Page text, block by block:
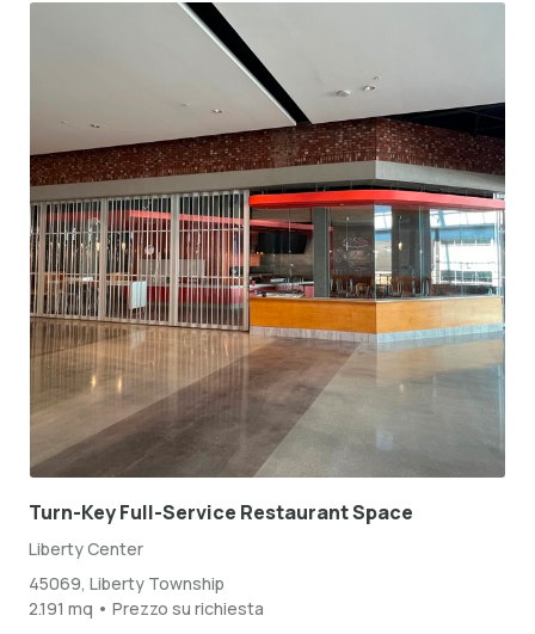
Turn-Key Full-Service Restaurant Space
Liberty Center
45069, Liberty Township
2.191 mq • Prezzo su richiesta